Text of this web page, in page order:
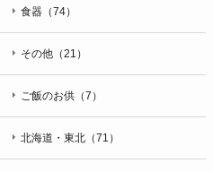
食器（74）
その他（21）
ご飯のお供（7）
北海道・東北（71）